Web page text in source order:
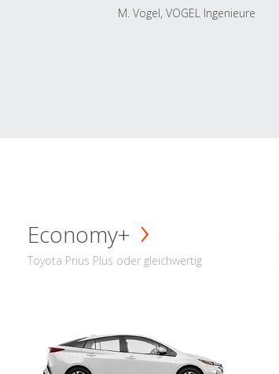
M. Vogel, VOGEL Ingenieure
Economy+
Toyota Prius Plus oder gleichwertig